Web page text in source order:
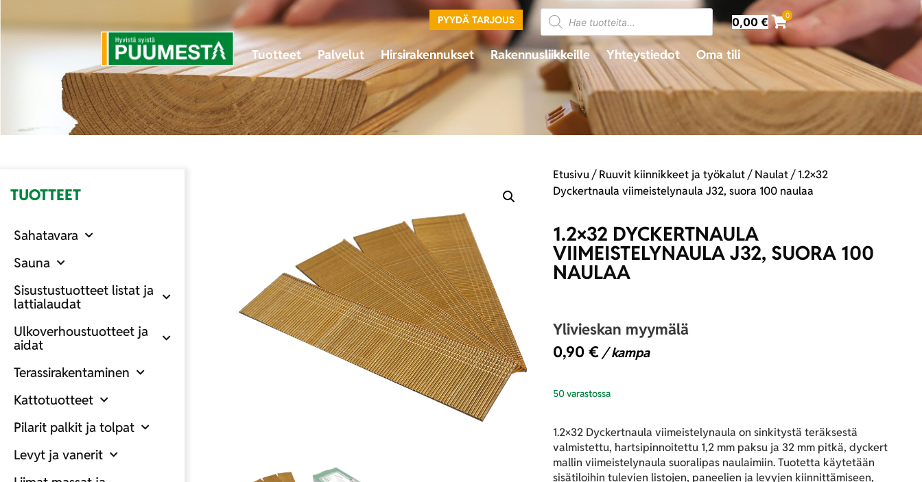
PYYDÄ TARJOUS 0,00€ 0
Tuotteet Palvelut Hirsirakennukset Rakennusliikkeille Yhteystiedot Oma tili
TUOTTEET
Sahatavara
Sauna
Sisustustuotteet listat ja
lattialaudat
Ulkoverhoustuotteet ja
aidat
Terassirakentaminen
Kattotuotteet
Pilarit palkit ja tolpat
Levyt ja vanerit
Etusivu/Ruuvit kiinnikkeet ja työkalut/Naulat/ 1.2×32
Dyckertnaula viimeistelynaula J32, suora 100 naulaa
1.2×32 DYCKERTNAULA
VIIMEISTELYNAULA J32, SUORA 100
NAULAA
Ylivieskan myymälä
0,90€ / kampa
50 varastossa
1.2×32 Dyckertnaula viimeistelynaula on sinkitystä teräksestä
valmistettu, hartsipinnoitettu 1,2 mm paksu ja 32 mm pitkä, dyckert
mallin viimeistelynaula suoralipas naulaimiin. Tuotetta käytetään
sisätiloihin tulevien listojen, paneelien ja levyjen kiinnittämiseen,